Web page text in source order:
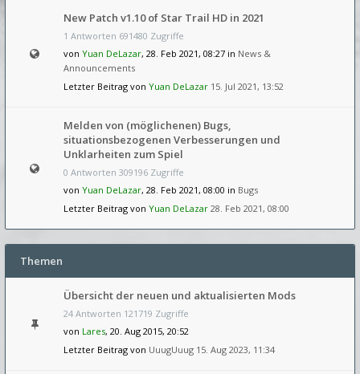
New Patch v1.10 of Star Trail HD in 2021
1 Antworten 691480 Zugriffe
von Yuan DeLazar, 28. Feb 2021, 08:27 in News &
Announcements
Letzter Beitrag von Yuan DeLazar 15. Jul 2021, 13:52
Melden von (möglichenen) Bugs,
situationsbezogenen Verbesserungen und
Unklarheiten zum Spiel
0 Antworten 309196 Zugriffe
von Yuan DeLazar, 28. Feb 2021, 08:00 in Bugs
Letzter Beitrag von Yuan DeLazar 28. Feb 2021, 08:00
Themen
Übersicht der neuen und aktualisierten Mods
24 Antworten 121719 Zugriffe
von Lares, 20. Aug 2015, 20:52
Letzter Beitrag von UuugUuug 15. Aug 2023, 11:34